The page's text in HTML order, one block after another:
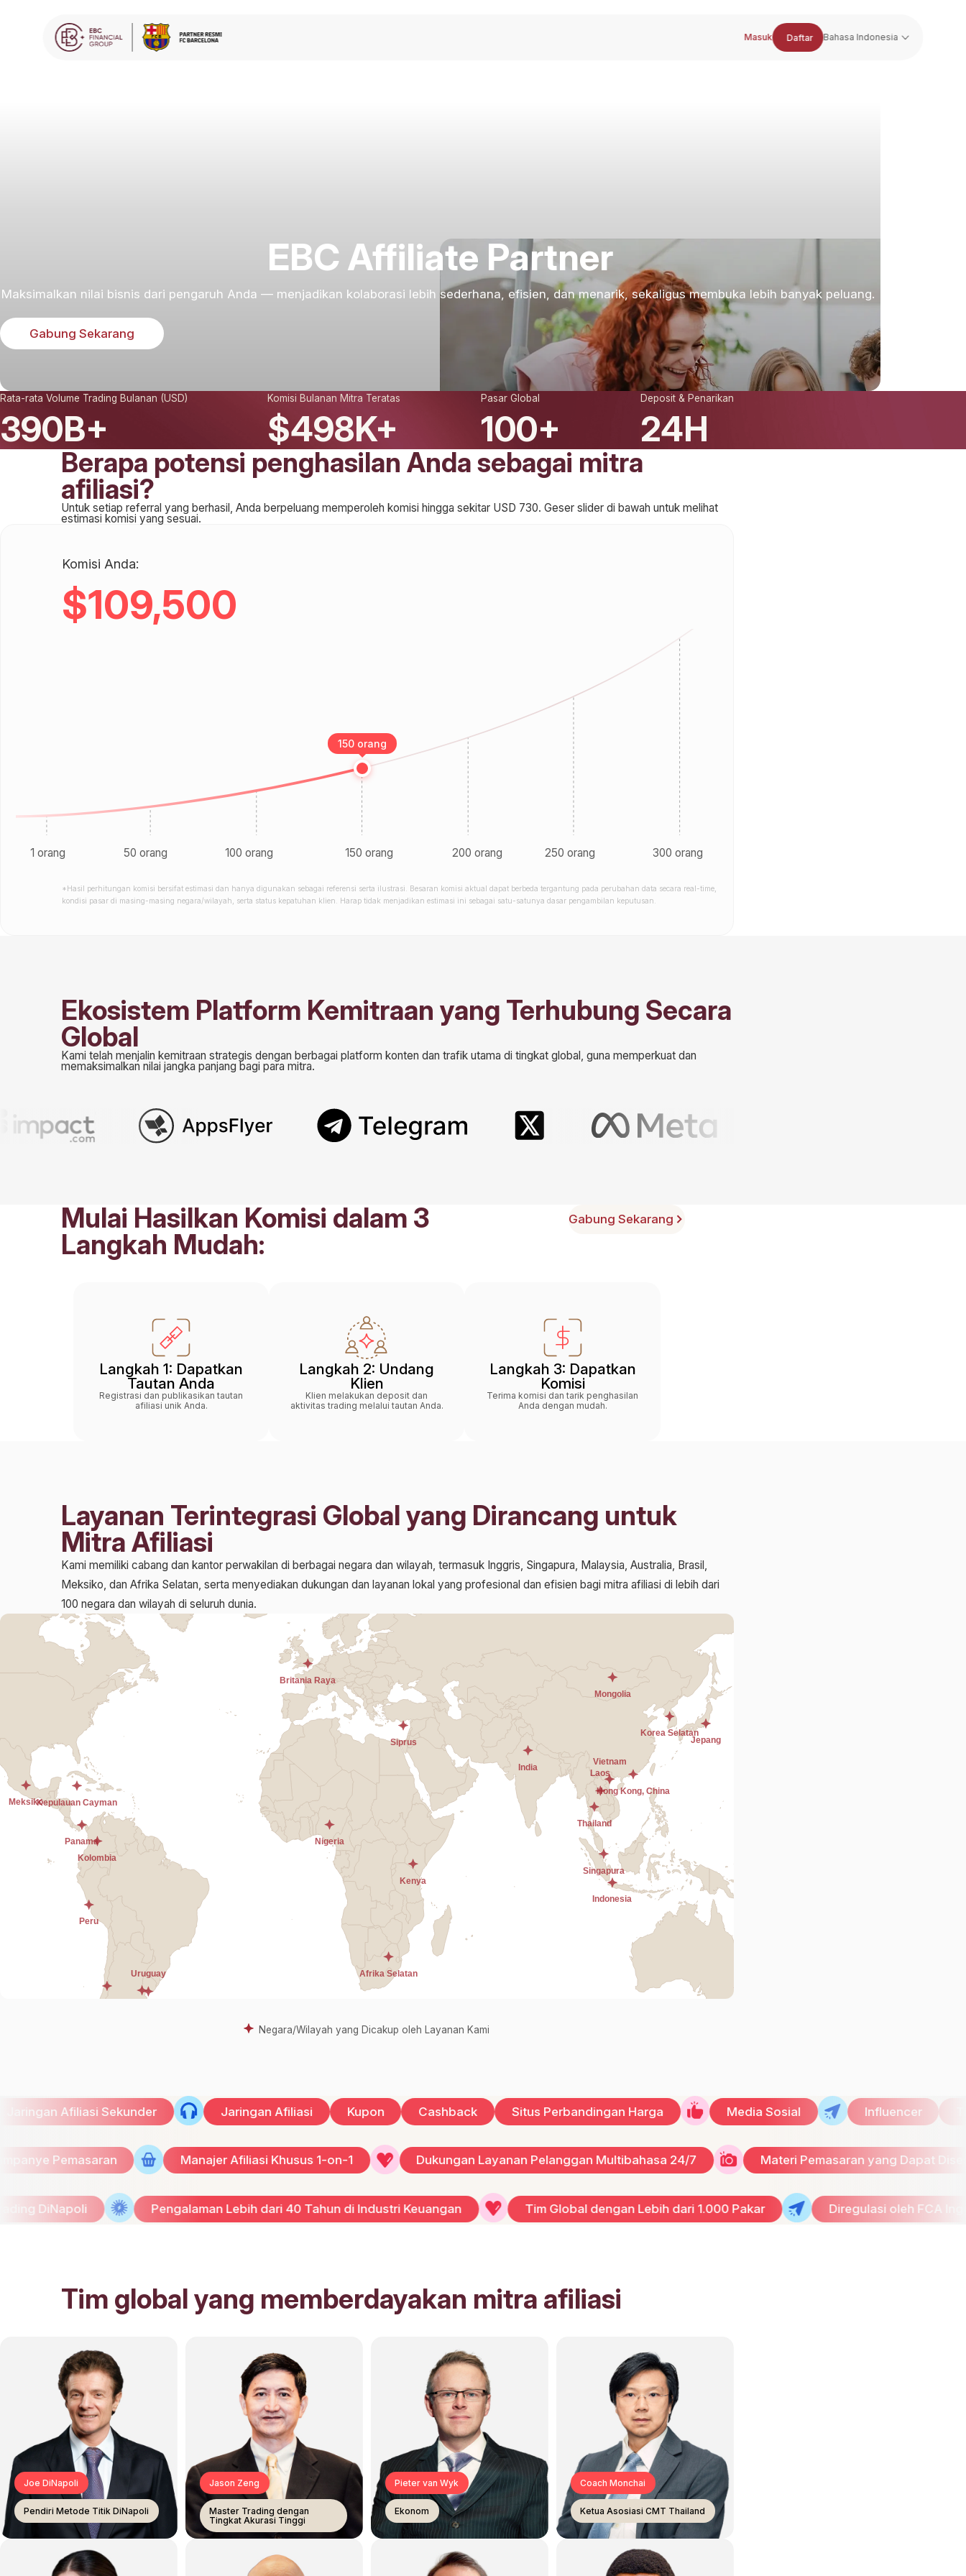
Daftar
Masuk Bahasa Indonesia
EBC Affiliate Partner
Maksimalkan nilai bisnis dari pengaruh Anda — menjadikan kolaborasi lebih sederhana, efisien, dan menarik, sekaligus membuka lebih banyak peluang.
Gabung Sekarang
Rata-rata Volume Trading Bulanan (USD)
390B+
Komisi Bulanan Mitra Teratas
$498K+
Pasar Global
100+
Deposit & Penarikan
24H
Berapa potensi penghasilan Anda sebagai mitra
afiliasi?
Untuk setiap referral yang berhasil, Anda berpeluang memperoleh komisi hingga sekitar USD 730. Geser slider di bawah untuk melihat
estimasi komisi yang sesuai.
Komisi Anda:
$109,500
150 orang
1 orang 50 orang 100 orang 150 orang 200 orang 250 orang 300 orang
*Hasil perhitungan komisi bersifat estimasi dan hanya digunakan sebagai referensi serta ilustrasi. Besaran komisi aktual dapat berbeda tergantung pada perubahan data secara real-time,
kondisi pasar di masing-masing negara/wilayah, serta status kepatuhan klien. Harap tidak menjadikan estimasi ini sebagai satu-satunya dasar pengambilan keputusan.
Ekosistem Platform Kemitraan yang Terhubung Secara
Global
Kami telah menjalin kemitraan strategis dengan berbagai platform konten dan trafik utama di tingkat global, guna memperkuat dan
memaksimalkan nilai jangka panjang bagi para mitra.
Mulai Hasilkan Komisi dalam 3
Langkah Mudah:
Gabung Sekarang
Langkah 1: Dapatkan
Tautan Anda
Registrasi dan publikasikan tautan
afiliasi unik Anda.
Langkah 2: Undang
Klien
Klien melakukan deposit dan
aktivitas trading melalui tautan Anda.
Langkah 3: Dapatkan
Komisi
Terima komisi dan tarik penghasilan
Anda dengan mudah.
Layanan Terintegrasi Global yang Dirancang untuk
Mitra Afiliasi
Kami memiliki cabang dan kantor perwakilan di berbagai negara dan wilayah, termasuk Inggris, Singapura, Malaysia, Australia, Brasil,
Meksiko, dan Afrika Selatan, serta menyediakan dukungan dan layanan lokal yang profesional dan efisien bagi mitra afiliasi di lebih dari
100 negara dan wilayah di seluruh dunia.
Negara/Wilayah yang Dicakup oleh Layanan Kami
Afiliasi Sekunder Jaringan Afiliasi Kupon Cashback Situs Perbandingan Harga Media Sosial Influencer
Kampanye Pemasaran Manajer Afiliasi Khusus 1-on-1 Dukungan Layanan Pelanggan Multibahasa 24/7 Materi Pemasaran yang
Pengalaman Lebih dari 40 Tahun di Industri Keuangan Tim Global dengan Lebih dari 1.000 Pakar Diregulasi oleh FCA Inggris & ASIC
Tim global yang memberdayakan mitra afiliasi
Joe DiNapoli
Pendiri Metode Titik DiNapoli
Jason Zeng
Master Trading dengan
Tingkat Akurasi Tinggi
Pieter van Wyk
Ekonom
Coach Monchai
Ketua Asosiasi CMT Thailand
Jenis Entitas
Nama Kontak* Negara / Wilayah*
Silakan pilih
Email Kontak
Rencana Wilayah Promosi
Silakan pilih Silakan pilih
Ajukan